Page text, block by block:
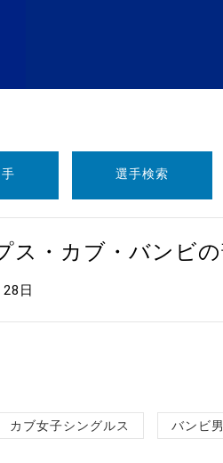
選手検索
ス・カブ・バンビの
日
カブ女子シングルス バンビ